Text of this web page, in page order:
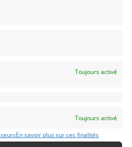
Toujours activé
Toujours activé
En savoir plus sur ces finalités